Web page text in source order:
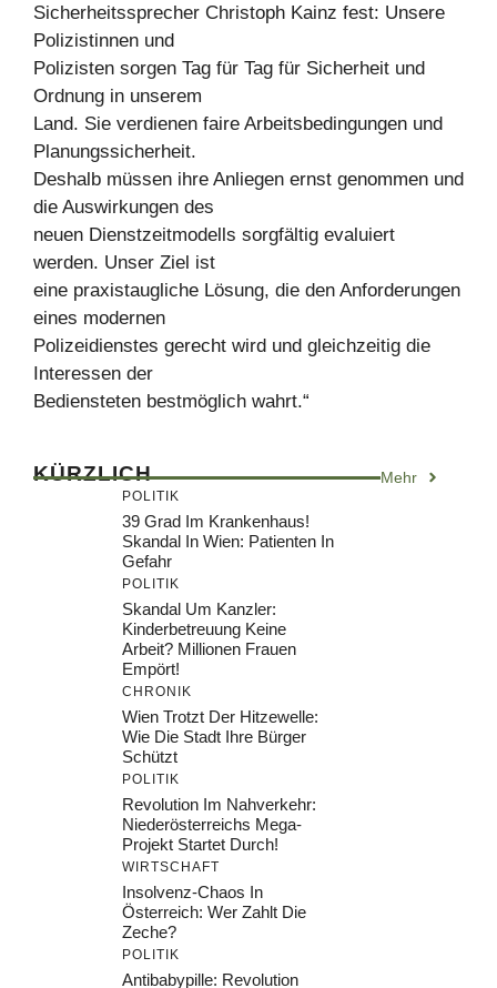
Sicherheitssprecher Christoph Kainz fest: Unsere
Polizistinnen und
Polizisten sorgen Tag für Tag für Sicherheit und
Ordnung in unserem
Land. Sie verdienen faire Arbeitsbedingungen und
Planungssicherheit.
Deshalb müssen ihre Anliegen ernst genommen und
die Auswirkungen des
neuen Dienstzeitmodells sorgfältig evaluiert
werden. Unser Ziel ist
eine praxistaugliche Lösung, die den Anforderungen
eines modernen
Polizeidienstes gerecht wird und gleichzeitig die
Interessen der
Bediensteten bestmöglich wahrt.“
KÜRZLICH Mehr
POLITIK
39 Grad Im Krankenhaus!
Skandal In Wien: Patienten In
Gefahr
POLITIK
Skandal Um Kanzler:
Kinderbetreuung Keine
Arbeit? Millionen Frauen
Empört!
CHRONIK
Wien Trotzt Der Hitzewelle:
Wie Die Stadt Ihre Bürger
Schützt
POLITIK
Revolution Im Nahverkehr:
Niederösterreichs Mega-
Projekt Startet Durch!
WIRTSCHAFT
Insolvenz-Chaos In
Österreich: Wer Zahlt Die
Zeche?
POLITIK
Antibabypille: Revolution